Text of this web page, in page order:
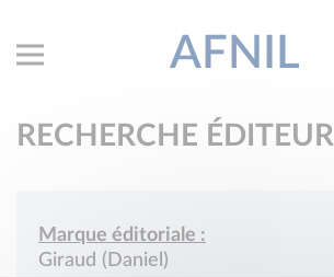
AFNIL
RECHERCHE ÉDITEUR
Marque éditoriale :
Giraud (Daniel)